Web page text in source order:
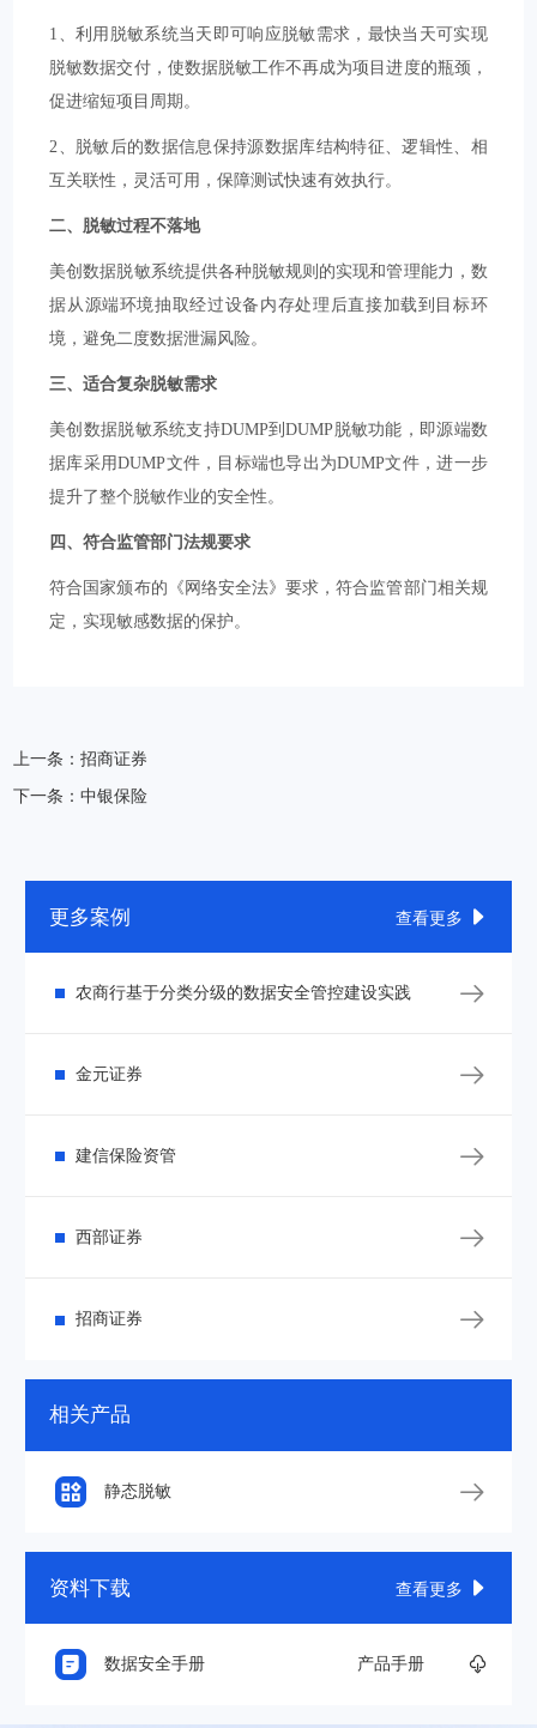
1、利用脱敏系统当天即可响应脱敏需求，最快当天可实现
脱敏数据交付，使数据脱敏工作不再成为项目进度的瓶颈，
促进缩短项目周期。
2、脱敏后的数据信息保持源数据库结构特征、逻辑性、相
互关联性，灵活可用，保障测试快速有效执行。
二、脱敏过程不落地
美创数据脱敏系统提供各种脱敏规则的实现和管理能力，数
据从源端环境抽取经过设备内存处理后直接加载到目标环
境，避免二度数据泄漏风险。
三、适合复杂脱敏需求
美创数据脱敏系统支持DUMP到DUMP脱敏功能，即源端数
据库采用DUMP文件，目标端也导出为DUMP文件，进一步
提升了整个脱敏作业的安全性。
四、符合监管部门法规要求
符合国家颁布的《网络安全法》要求，符合监管部门相关规
定，实现敏感数据的保护。
上一条：招商证券
下一条：中银保险
更多案例 查看更多 
农商行基于分类分级的数据安全管控建设实践 
金元证券 
建信保险资管 
西部证券 
招商证券 
相关产品
静态脱敏 
资料下载 查看更多 
数据安全手册 产品手册 